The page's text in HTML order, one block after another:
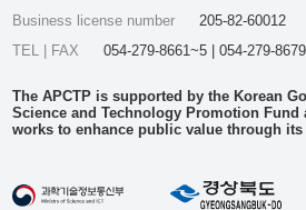
Business license number
205-82-60012
TEL | FAX
054-279-8661~5 | 054-279-8679
The APCTP is supported by the Korean
Science and Technology Promotion Fund
works to enhance public value through